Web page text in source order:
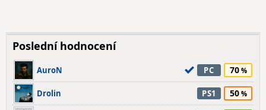
Poslední hodnocení
AuroN PC 70
Drolin PS1 50